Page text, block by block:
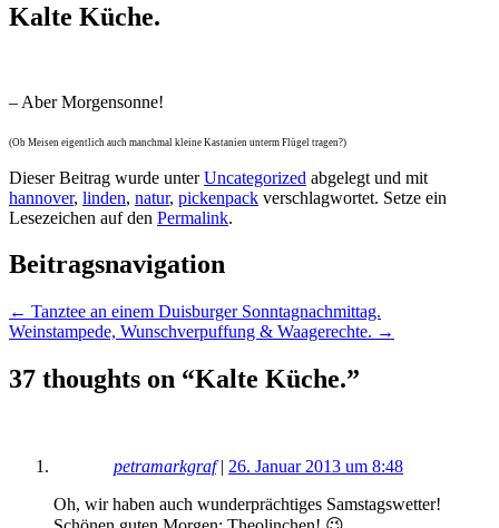
Kalte Küche.
– Aber Morgensonne!
(Ob Meisen eigentlich auch manchmal kleine Kastanien unterm Flügel tragen?)
Dieser Beitrag wurde unterUncategorized abgelegt und mit
hannover, linden, natur, pickenpack verschlagwortet. Setze ein
Lesezeichen auf den Permalink.
Beitragsnavigation
← Tanztee an einem Duisburger Sonntagnachmittag.
Weinstampede, Wunschverpuffung & Waagerechte. →
37 thoughts on “Kalte Küche.”
petramarkgraf| 26. Januar 2013 um 8:48
Oh, wir haben auch wunderprächtiges Samstagswetter!